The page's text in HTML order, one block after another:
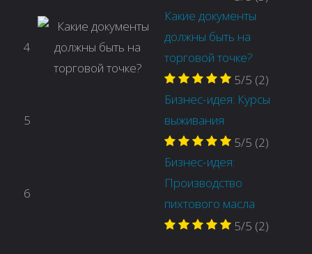
4
Какие документы
должны быть на
торговой точке?
5/5 (2)
5
Бизнес-идея: Курсы
выживания
5/5 (2)
6
Бизнес-идея:
Производство
пихтового масла
5/5 (2)